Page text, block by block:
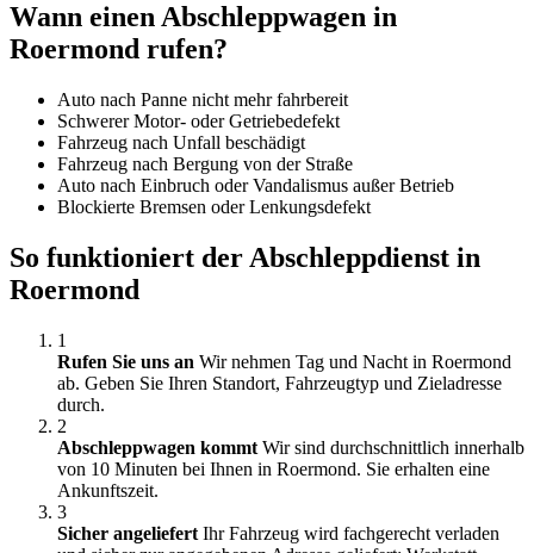
Wann einen Abschleppwagen in
Roermond rufen?
Auto nach Panne nicht mehr fahrbereit
Schwerer Motor- oder Getriebedefekt
Fahrzeug nach Unfall beschädigt
Fahrzeug nach Bergung von der Straße
Auto nach Einbruch oder Vandalismus außer Betrieb
Blockierte Bremsen oder Lenkungsdefekt
So funktioniert der Abschleppdienst in
Roermond
1
Rufen Sie uns an Wir nehmen Tag und Nacht in Roermond
ab. Geben Sie Ihren Standort, Fahrzeugtyp und Zieladresse
durch.
2
Abschleppwagen kommt Wir sind durchschnittlich innerhalb
von 10 Minuten bei Ihnen in Roermond. Sie erhalten eine
Ankunftszeit.
3
Sicher angeliefert Ihr Fahrzeug wird fachgerecht verladen